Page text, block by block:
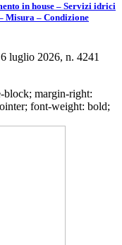
in house – Servizi idrici
Misura – Condizione
luglio 2026, n. 4241
block; margin-right:
font-weight: bold;